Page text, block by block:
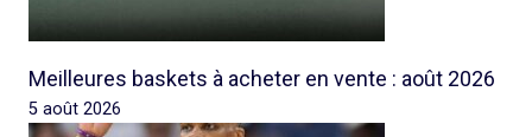
Meilleures baskets à acheter en vente : août 2026
5 août 2026